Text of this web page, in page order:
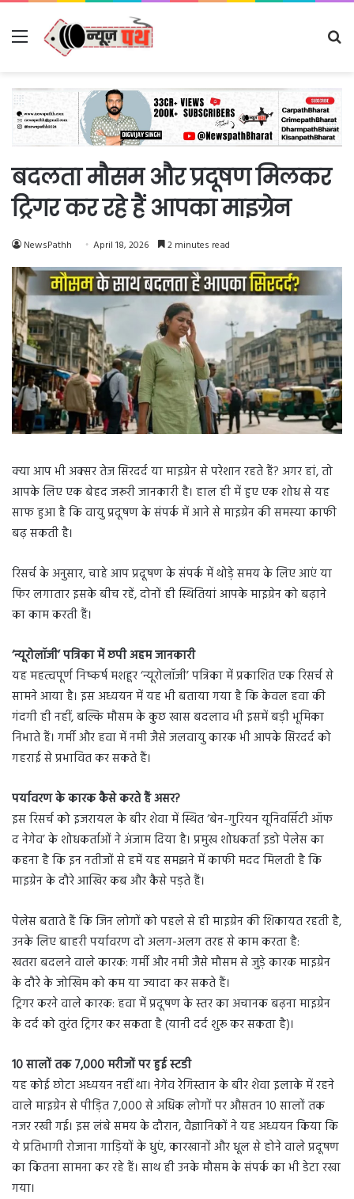
Menu
बदलता मौसम और प्रदूषण मिलकर
ट्रिगर कर रहे हैं आपका माइग्रेन
NewsPathh April 18, 2026 2 minutes read
क्या आप भी अक्सर तेज सिरदर्द या माइग्रेन से परेशान रहते हैं? अगर हां, तो
आपके लिए एक बेहद जरूरी जानकारी है। हाल ही में हुए एक शोध से यह
साफ हुआ है कि वायु प्रदूषण के संपर्क में आने से माइग्रेन की समस्या काफी
बढ़ सकती है।
रिसर्च के अनुसार, चाहे आप प्रदूषण के संपर्क में थोड़े समय के लिए आएं या
फिर लगातार इसके बीच रहें, दोनों ही स्थितियां आपके माइग्रेन को बढ़ाने
का काम करती हैं।
‘न्यूरोलॉजी’ पत्रिका में छपी अहम जानकारी
यह महत्वपूर्ण निष्कर्ष मशहूर ‘न्यूरोलॉजी’ पत्रिका में प्रकाशित एक रिसर्च से
सामने आया है। इस अध्ययन में यह भी बताया गया है कि केवल हवा की
गंदगी ही नहीं, बल्कि मौसम के कुछ खास बदलाव भी इसमें बड़ी भूमिका
निभाते हैं। गर्मी और हवा में नमी जैसे जलवायु कारक भी आपके सिरदर्द को
गहराई से प्रभावित कर सकते हैं।
पर्यावरण के कारक कैसे करते हैं असर?
इस रिसर्च को इजरायल के बीर शेवा में स्थित ‘बेन-गुरियन यूनिवर्सिटी ऑफ
द नेगेव’ के शोधकर्ताओं ने अंजाम दिया है। प्रमुख शोधकर्ता इडो पेलेस का
कहना है कि इन नतीजों से हमें यह समझने में काफी मदद मिलती है कि
माइग्रेन के दौरे आखिर कब और कैसे पड़ते हैं।
पेलेस बताते हैं कि जिन लोगों को पहले से ही माइग्रेन की शिकायत रहती है,
उनके लिए बाहरी पर्यावरण दो अलग-अलग तरह से काम करता है:
खतरा बदलने वाले कारक: गर्मी और नमी जैसे मौसम से जुड़े कारक माइग्रेन
के दौरे के जोखिम को कम या ज्यादा कर सकते हैं।
ट्रिगर करने वाले कारक: हवा में प्रदूषण के स्तर का अचानक बढ़ना माइग्रेन
के दर्द को तुरंत ट्रिगर कर सकता है (यानी दर्द शुरू कर सकता है)।
10 सालों तक 7,000 मरीजों पर हुई स्टडी
यह कोई छोटा अध्ययन नहीं था। नेगेव रेगिस्तान के बीर शेवा इलाके में रहने
वाले माइग्रेन से पीड़ित 7,000 से अधिक लोगों पर औसतन 10 सालों तक
नजर रखी गई। इस लंबे समय के दौरान, वैज्ञानिकों ने यह अध्ययन किया कि
ये प्रतिभागी रोजाना गाड़ियों के धुएं, कारखानों और धूल से होने वाले प्रदूषण
का कितना सामना कर रहे हैं। साथ ही उनके मौसम के संपर्क का भी डेटा रखा
गया।